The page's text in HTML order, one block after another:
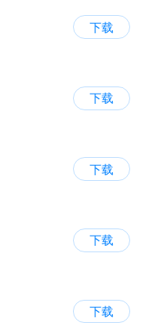
下载
下载
下载
下载
下载